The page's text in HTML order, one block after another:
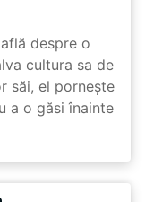
despre o
cultura sa de
săi, el pornește
a o găsi înainte